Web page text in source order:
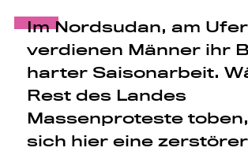
Im Nordsudan, am
verdienen Männer ihr
harter Saisonarbeit.
Rest des Landes
Massenproteste
sich hier eine